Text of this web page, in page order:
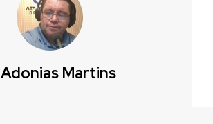
Adonias Martins